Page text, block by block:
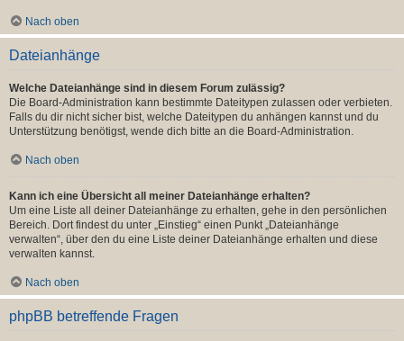
Nach oben
Dateianhänge
Welche Dateianhänge sind in diesem Forum zulässig?
Die Board-Administration kann bestimmte Dateitypen zulassen oder verbieten.
Falls du dir nicht sicher bist, welche Dateitypen du anhängen kannst und du
Unterstützung benötigst, wende dich bitte an die Board-Administration.
Nach oben
Kann ich eine Übersicht all meiner Dateianhänge erhalten?
Um eine Liste all deiner Dateianhänge zu erhalten, gehe in den persönlichen
Bereich. Dort findest du unter „Einstieg“ einen Punkt „Dateianhänge
verwalten“, über den du eine Liste deiner Dateianhänge erhalten und diese
verwalten kannst.
Nach oben
phpBB betreffende Fragen